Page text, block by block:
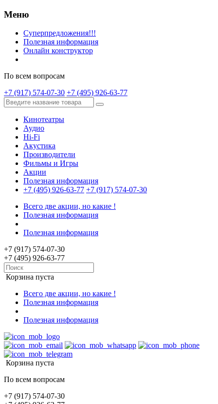
Меню
Суперпредложения!!!
Полезная информация
Онлайн конструктор
По всем вопросам
+7 (917) 574-07-30 +7 (495) 926-63-77
Кинотеатры
Аудио
Hi-Fi
Акустика
Производители
Фильмы и Игры
Акции
Полезная информация
+7 (495) 926-63-77 +7 (917) 574-07-30
Всего две акции, но какие !
Полезная информация
Полезная информация
+7 (917) 574-07-30
+7 (495) 926-63-77
Корзина пуста
Всего две акции, но какие !
Полезная информация
Полезная информация
Корзина пуста
По всем вопросам
+7 (917) 574-07-30